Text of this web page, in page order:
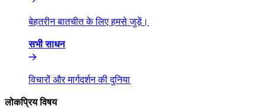
बेहतरीन बातचीत के लिए हमसे जुड़ें।​​
सभी साधन​​
विचारों और मार्गदर्शन की दुनिया​​
लोकप्रिय विषय​​